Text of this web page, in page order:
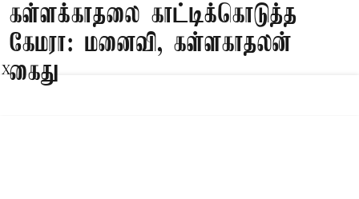
கள்ளக்காதலை காட்டிக்கொடுத்த
கேமரா: மனைவி, கள்ளகாதலன்
கைது
X